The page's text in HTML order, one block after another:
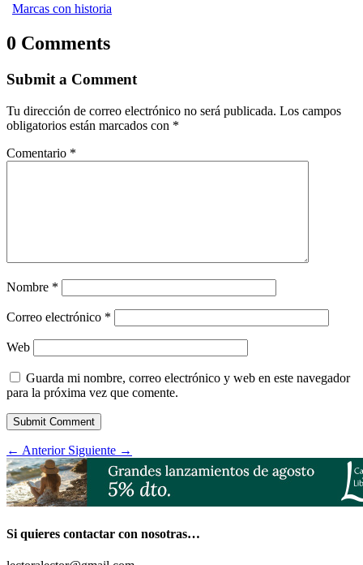
Marcas con historia
0 Comments
Submit a Comment
Tu dirección de correo electrónico no será publicada. Los campos
obligatorios están marcados con *
Comentario *
Nombre *
Correo electrónico *
Web
Guarda mi nombre, correo electrónico y web en este navegador
para la próxima vez que comente.
Submit Comment
← Anterior Siguiente →
Si quieres contactar con nosotras…